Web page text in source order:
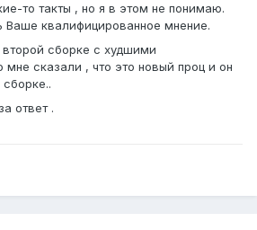
то такты , но я в этом не понимаю.
Ваше квалифицированное мнение.
сборке с худшими
мне сказали , что это новый проц и он
ответ .